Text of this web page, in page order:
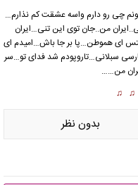
چی رو دارم واسه عشقت کم نذارم…
من..جان توی این تنی…ایران
هموطن…پا بر جا باش…امیدم ای
سبلانی…تاروپودم شد فدای تو…سر
من……
♫ ♫
بدون نظر